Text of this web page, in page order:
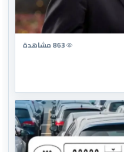
863 مشاهدة